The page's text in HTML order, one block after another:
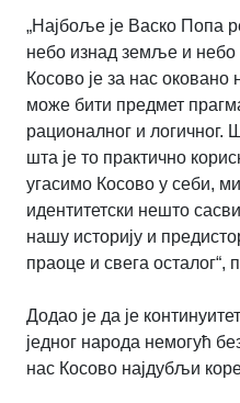
„Најбоље је Васко Попа
небо изнад земље и
Косово је за нас
може бити предмет
рационалног и логичног.
шта је то практично
угасимо Косово у себи,
идентитетски нешто
нашу историју и
праоце и свега осталог“,
Додао је да је
једног народа немогућ
нас Косово најдубљи